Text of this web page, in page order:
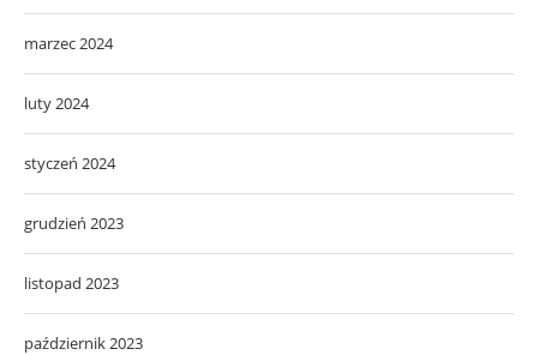
marzec 2024
luty 2024
styczeń 2024
grudzień 2023
listopad 2023
październik 2023